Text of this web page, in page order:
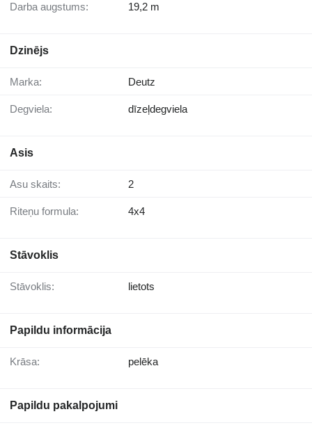
Darba augstums: 19,2 m
Dzinējs
Marka: Deutz
Degviela: dīzeļdegviela
Asis
Asu skaits: 2
Riteņu formula: 4x4
Stāvoklis
Stāvoklis: lietots
Papildu informācija
Krāsa: pelēka
Papildu pakalpojumi